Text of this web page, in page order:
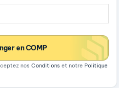
en COMP
nos Conditions et notre Politique